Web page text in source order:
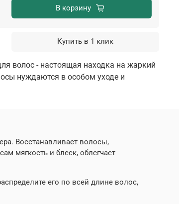
В корзину
Купить в 1 клик
волос - настоящая находка на жаркий
нуждаются в особом уходе и
Восстанавливает волосы,
мягкость и блеск, облегчает
его по всей длине волос,